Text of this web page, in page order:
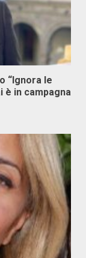
“Ignora le
è in campagna